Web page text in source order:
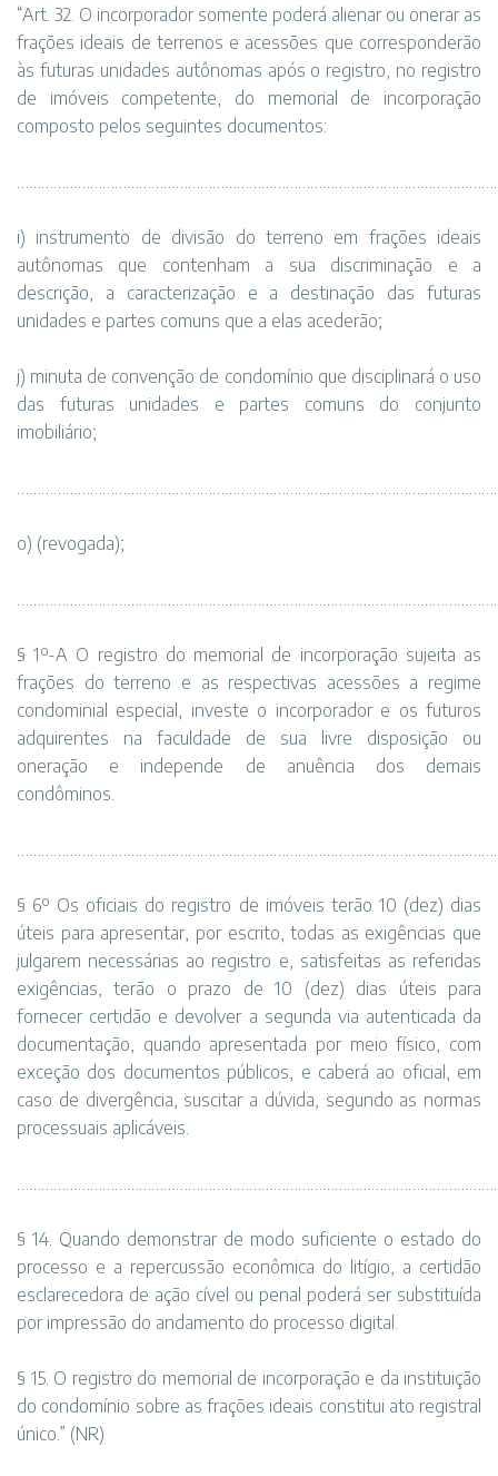
“Art. 32. O incorporador somente poderá alienar ou onerar as
frações ideais de terrenos e acessões que corresponderão
às futuras unidades autônomas após o registro, no registro
de imóveis competente, do memorial de incorporação
composto pelos seguintes documentos:
i) instrumento de divisão do terreno em frações ideais
autônomas que contenham a sua discriminação e a
descrição, a caracterização e a destinação das futuras
unidades e partes comuns que a elas acederão;
j) minuta de convenção de condomínio que disciplinará o uso
das futuras unidades e partes comuns do conjunto
imobiliário;
o) (revogada);
§ 1º-A O registro do memorial de incorporação sujeita as
frações do terreno e as respectivas acessões a regime
condominial especial, investe o incorporador e os futuros
adquirentes na faculdade de sua livre disposição ou
oneração e independe de anuência dos demais
condôminos.
§ 6º Os oficiais do registro de imóveis terão 10 (dez) dias
úteis para apresentar, por escrito, todas as exigências que
julgarem necessárias ao registro e, satisfeitas as referidas
exigências, terão o prazo de 10 (dez) dias úteis para
fornecer certidão e devolver a segunda via autenticada da
documentação, quando apresentada por meio físico, com
exceção dos documentos públicos, e caberá ao oficial, em
caso de divergência, suscitar a dúvida, segundo as normas
processuais aplicáveis.
§ 14. Quando demonstrar de modo suficiente o estado do
processo e a repercussão econômica do litígio, a certidão
esclarecedora de ação cível ou penal poderá ser substituída
por impressão do andamento do processo digital.
§ 15. O registro do memorial de incorporação e da instituição
do condomínio sobre as frações ideais constitui ato registral
único.” (NR)